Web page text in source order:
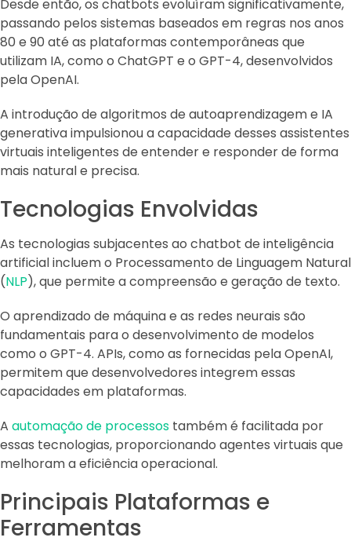
Desde então, os chatbots evoluíram significativamente,
passando pelos sistemas baseados em regras nos anos
80 e 90 até as plataformas contemporâneas que
utilizam IA, como o ChatGPT e o GPT-4, desenvolvidos
pela OpenAI.
A introdução de algoritmos de autoaprendizagem e IA
generativa impulsionou a capacidade desses assistentes
virtuais inteligentes de entender e responder de forma
mais natural e precisa.
Tecnologias Envolvidas
As tecnologias subjacentes ao chatbot de inteligência
artificial incluem o Processamento de Linguagem Natural
(NLP), que permite a compreensão e geração de texto.
O aprendizado de máquina e as redes neurais são
fundamentais para o desenvolvimento de modelos
como o GPT-4. APIs, como as fornecidas pela OpenAI,
permitem que desenvolvedores integrem essas
capacidades em plataformas.
A automação de processos também é facilitada por
essas tecnologias, proporcionando agentes virtuais que
melhoram a eficiência operacional.
Principais Plataformas e
Ferramentas